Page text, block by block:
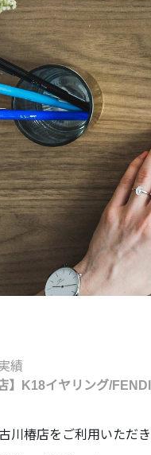
績
】K18イヤリング/
川椿店をご利用いただ